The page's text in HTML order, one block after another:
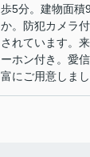
歩5分。建物面積
か。防犯カメラ
されています。
ーホン付き。愛
富にご用意しまし